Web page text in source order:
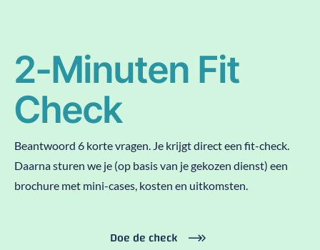
2-Minuten Fit
Check
Beantwoord 6 korte vragen. Je krijgt direct een fit-check.
Daarna sturen we je (op basis van je gekozen dienst) een
brochure met mini-cases, kosten en uitkomsten.
Doe de check